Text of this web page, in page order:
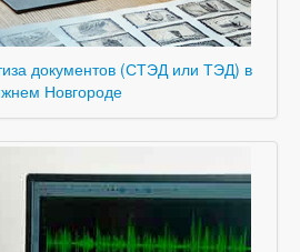
документов (СТЭД или ТЭД) в
Новгороде